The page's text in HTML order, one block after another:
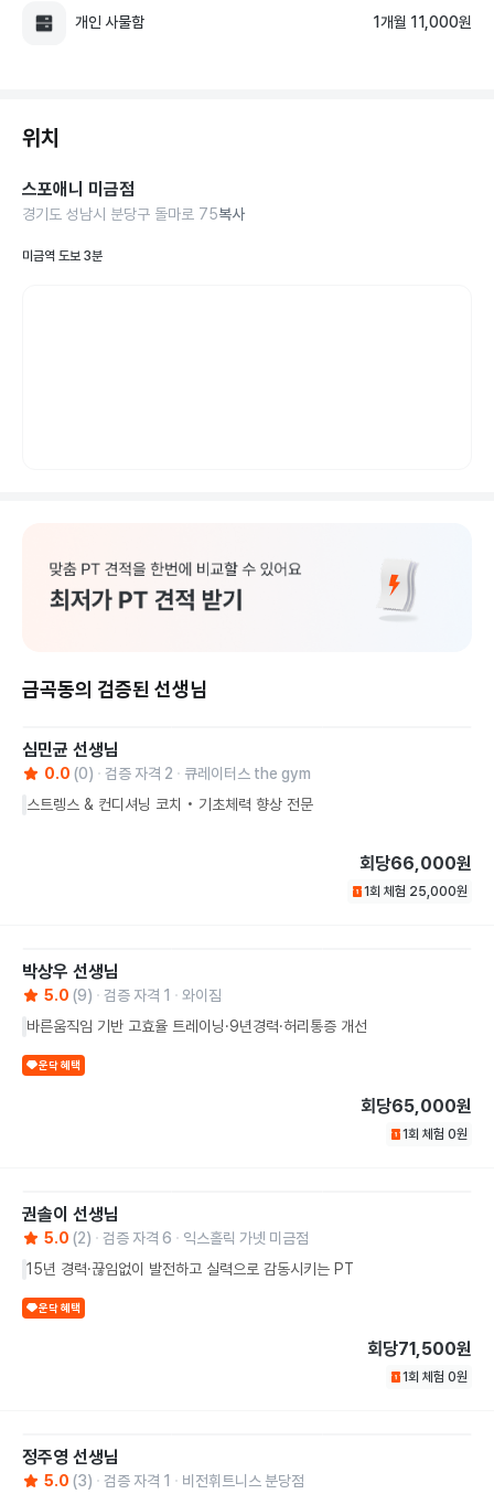
개인 사물함 1개월 11,000원
위치
스포애니 미금점
경기도 성남시 분당구 돌마로 75복사
미금역 도보 3분
금곡동의 검증된 선생님
심민균 선생님
0.0 (0) 검증 자격 2
큐레이터스 the gym
스트렝스 & 컨디셔닝 코치 • 기초체력 향상 전문
회당66,000원
1회 체험 25,000원
박상우 선생님
5.0 (9) 검증 자격 1
와이짐
바른움직임 기반 고효율 트레이닝·9년경력·허리통증 개선
운닥 혜택
회당65,000원
1회 체험 0원
권솔이 선생님
5.0 (2) 검증 자격 6
익스홀릭 가넷 미금점
15년 경력·끊임없이 발전하고 실력으로 감동시키는 PT
운닥 혜택
회당71,500원
1회 체험 0원
정주영 선생님
5.0 (3) 검증 자격 1
비전휘트니스 분당점